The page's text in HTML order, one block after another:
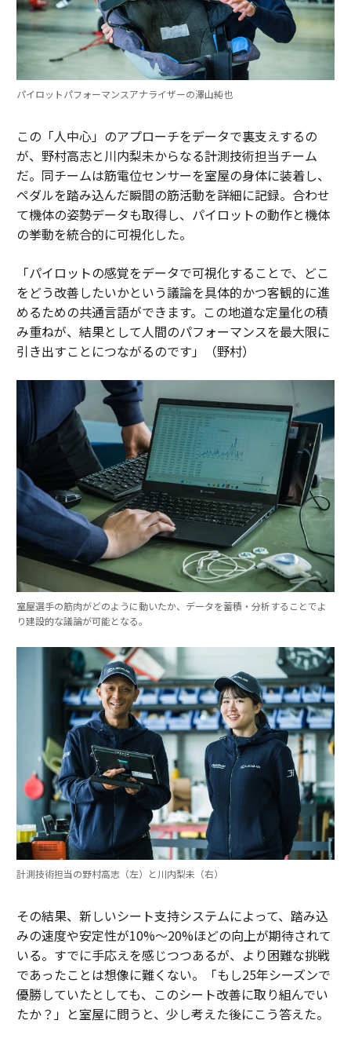
パイロットパフォーマンスアナライザーの澤山純也
この「人中心」のアプローチをデータで裏支えするの
が、野村高志と川内梨未からなる計測技術担当チーム
だ。同チームは筋電位センサーを室屋の身体に装着し、
ペダルを踏み込んだ瞬間の筋活動を詳細に記録。合わせ
て機体の姿勢データも取得し、パイロットの動作と機体
の挙動を統合的に可視化した。
「パイロットの感覚をデータで可視化することで、どこ
をどう改善したいかという議論を具体的かつ客観的に進
めるための共通言語ができます。この地道な定量化の積
み重ねが、結果として人間のパフォーマンスを最大限に
引き出すことにつながるのです」（野村）
室屋選手の筋肉がどのように動いたか、データを蓄積・分析することでよ
り建設的な議論が可能となる。
計測技術担当の野村高志（左）と川内梨未（右）
その結果、新しいシート支持システムによって、踏み込
みの速度や安定性が10%〜20%ほどの向上が期待されて
いる。すでに手応えを感じつつあるが、より困難な挑戦
であったことは想像に難くない。「もし25年シーズンで
優勝していたとしても、このシート改善に取り組んでい
たか？」と室屋に問うと、少し考えた後にこう答えた。